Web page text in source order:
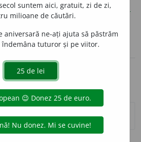
opțiuni
volume_up (1)
suntem aici, gratuit, zi de zi,
milioane de căutări.
aniversară ne-ați ajuta să păstrăm
îndemâna tuturor și pe viitor.